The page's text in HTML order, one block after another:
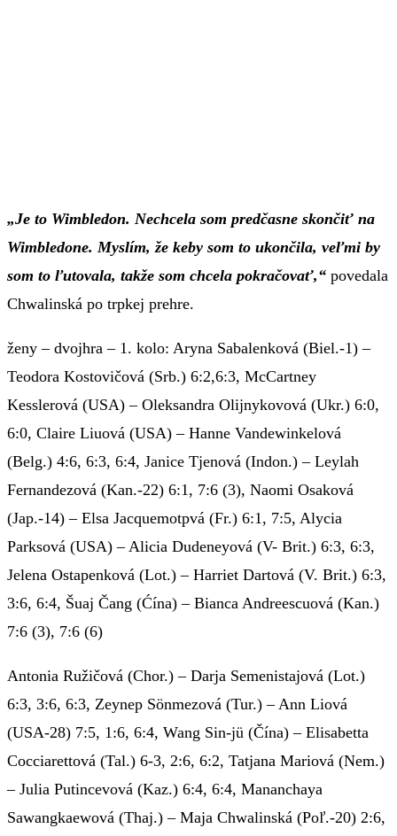
„Je to Wimbledon. Nechcela som predčasne skončiť na
Wimbledone. Myslím, že keby som to ukončila, veľmi by
som to ľutovala, takže som chcela pokračovať,“ povedala
Chwalinská po trpkej prehre.
ženy – dvojhra – 1. kolo: Aryna Sabalenková (Biel.-1) –
Teodora Kostovičová (Srb.) 6:2,6:3, McCartney
Kesslerová (USA) – Oleksandra Olijnykovová (Ukr.) 6:0,
6:0, Claire Liuová (USA) – Hanne Vandewinkelová
(Belg.) 4:6, 6:3, 6:4, Janice Tjenová (Indon.) – Leylah
Fernandezová (Kan.-22) 6:1, 7:6 (3), Naomi Osaková
(Jap.-14) – Elsa Jacquemotpvá (Fr.) 6:1, 7:5, Alycia
Parksová (USA) – Alicia Dudeneyová (V- Brit.) 6:3, 6:3,
Jelena Ostapenková (Lot.) – Harriet Dartová (V. Brit.) 6:3,
3:6, 6:4, Šuaj Čang (Ćína) – Bianca Andreescuová (Kan.)
7:6 (3), 7:6 (6)
Antonia Ružičová (Chor.) – Darja Semenistajová (Lot.)
6:3, 3:6, 6:3, Zeynep Sönmezová (Tur.) – Ann Liová
(USA-28) 7:5, 1:6, 6:4, Wang Sin-jü (Čína) – Elisabetta
Cocciarettová (Tal.) 6-3, 2:6, 6:2, Tatjana Mariová (Nem.)
– Julia Putincevová (Kaz.) 6:4, 6:4, Mananchaya
Sawangkaewová (Thaj.) – Maja Chwalinská (Poľ.-20) 2:6,